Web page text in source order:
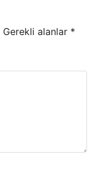
Gerekli alanlar *